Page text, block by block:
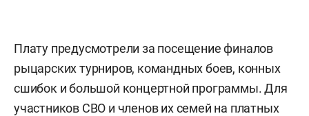
Плату предусмотрели за посещение финалов
рыцарских турниров, командных боев, конных
сшибок и большой концертной программы. Для
участников СВО и членов их семей на платных